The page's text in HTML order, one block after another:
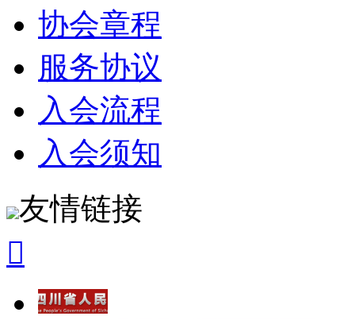
协会章程
服务协议
入会流程
入会须知
友情链接
